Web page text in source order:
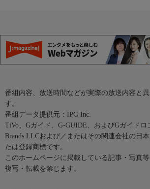
番組内容、放送時間などが実際の放送内容と
す。
番組データ提供元：IPG Inc.
TiVo、Gガイド、G-GUIDE、およびGガイドロ
Brands LLCおよび／またはその関連会社の日
たは登録商標です。
このホームページに掲載している記事・写真
複写・転載を禁じます。